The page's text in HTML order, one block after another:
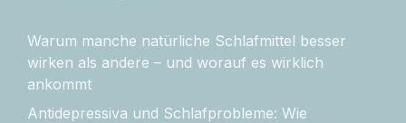
Warum manche natürliche Schlafmittel besser
wirken als andere – und worauf es wirklich
ankommt
Antidepressiva und Schlafprobleme: Wie